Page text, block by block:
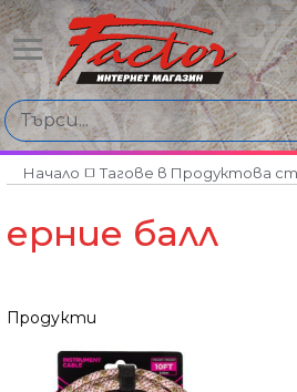
Начало Тагове в Продуктова
ерние балл
Продукти